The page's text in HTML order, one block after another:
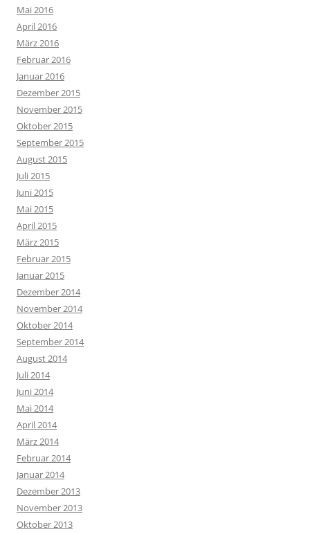
Mai 2016
April 2016
März 2016
Februar 2016
Januar 2016
Dezember 2015
November 2015
Oktober 2015
September 2015
August 2015
Juli 2015
Juni 2015
Mai 2015
April 2015
März 2015
Februar 2015
Januar 2015
Dezember 2014
November 2014
Oktober 2014
September 2014
August 2014
Juli 2014
Juni 2014
Mai 2014
April 2014
März 2014
Februar 2014
Januar 2014
Dezember 2013
November 2013
Oktober 2013